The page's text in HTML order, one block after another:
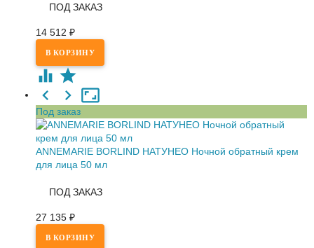
ПОД ЗАКАЗ
14 512 ₽
Под заказ
ANNEMARIE BORLIND НАТУНЕО Ночной обратный крем
для лица 50 мл
ПОД ЗАКАЗ
27 135 ₽